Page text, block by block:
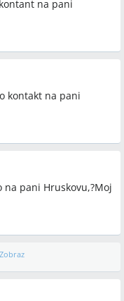
na pani
kontakt na pani
na pani Hruskovu,?Moj
Zobraz